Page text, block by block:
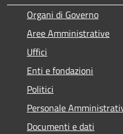
Organi di Governo
Aree Amministrative
Uffici
Enti e fondazioni
Politici
Personale
Documenti e dati